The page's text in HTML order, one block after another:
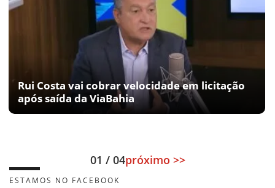
Rui Costa vai cobrar velocidade em licitação
após saída da ViaBahia
01 / 04próximo >>
ESTAMOS NO FACEBOOK